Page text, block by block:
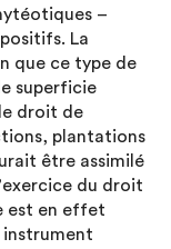
–
La
que ce type de
superficie
droit de
plantations
être assimilé
du droit
est en effet
instrument